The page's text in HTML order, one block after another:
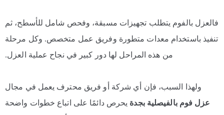
فالعزل بالفوم يتطلب تجهيزات مسبقة، وفحص شامل للأسطح، ثم
تنفيذ باستخدام معدات متطورة وفريق عمل متخصص. وكل مرحلة
من هذه المراحل لها دور كبير في نجاح عملية العزل.
ولهذا السبب، فإن أي شركة أو فريق محترف يعمل في مجال
عزل فوم بالفيصلية بجدة يحرص دائمًا على اتباع خطوات واضحة